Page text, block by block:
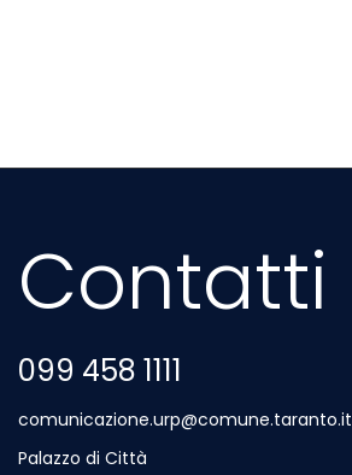
Contatti
099 458 1111
comunicazione.urp@comune.taranto.it
Palazzo di Città